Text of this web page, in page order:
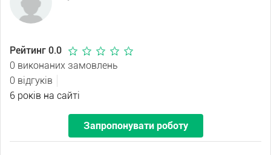
Рейтинг 0.0
0 виконаних замовлень
0 відгуків
6 років на сайті
Запропонувати роботу